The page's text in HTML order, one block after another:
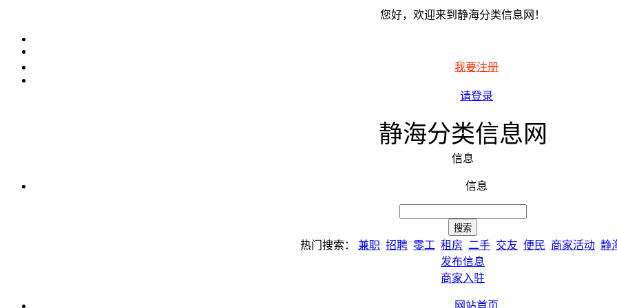
您好，欢迎来到静海分类信息网！
我要注册
请登录
静海分类信息网
信息
信息
热门搜索： 兼职 招聘 零工 租房 二手 交友 便民 商家活动 静
发布信息
商家入驻
网站首页